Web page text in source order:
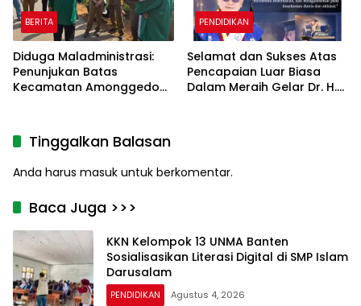
BERITA
Diduga Maladministrasi:
Penunjukan Batas
Kecamatan Amonggedo
Nomor 6 2005 dan SK
Bupati 2008
PENDIDIKAN
Selamat dan Sukses Atas
Pencapaian Luar Biasa
Dalam Meraih Gelar Dr. H.
Tinggalkan Balasan
Anda harus masuk untuk berkomentar.
Baca Juga >>>
KKN Kelompok 13 UNMA Banten
Sosialisasikan Literasi Digital di SMP Islam
Darusalam
PENDIDIKAN Agustus 4, 2026